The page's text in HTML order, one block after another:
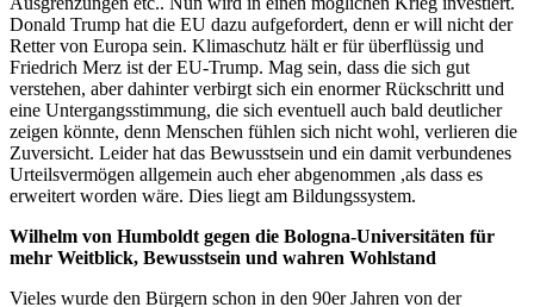
Donald Trump hat die EU dazu aufgefordert, denn er will nicht der
Retter von Europa sein. Klimaschutz hält er für überflüssig und
Friedrich Merz ist der EU-Trump. Mag sein, dass die sich gut
verstehen, aber dahinter verbirgt sich ein enormer Rückschritt und
eine Untergangsstimmung, die sich eventuell auch bald deutlicher
zeigen könnte, denn Menschen fühlen sich nicht wohl, verlieren die
Zuversicht. Leider hat das Bewusstsein und ein damit verbundenes
Urteilsvermögen allgemein auch eher abgenommen ,als dass es
erweitert worden wäre. Dies liegt am Bildungssystem.
Wilhelm von Humboldt gegen die Bologna-Universitäten für
mehr Weitblick, Bewusstsein und wahren Wohlstand
Vieles wurde den Bürgern schon in den 90er Jahren von der